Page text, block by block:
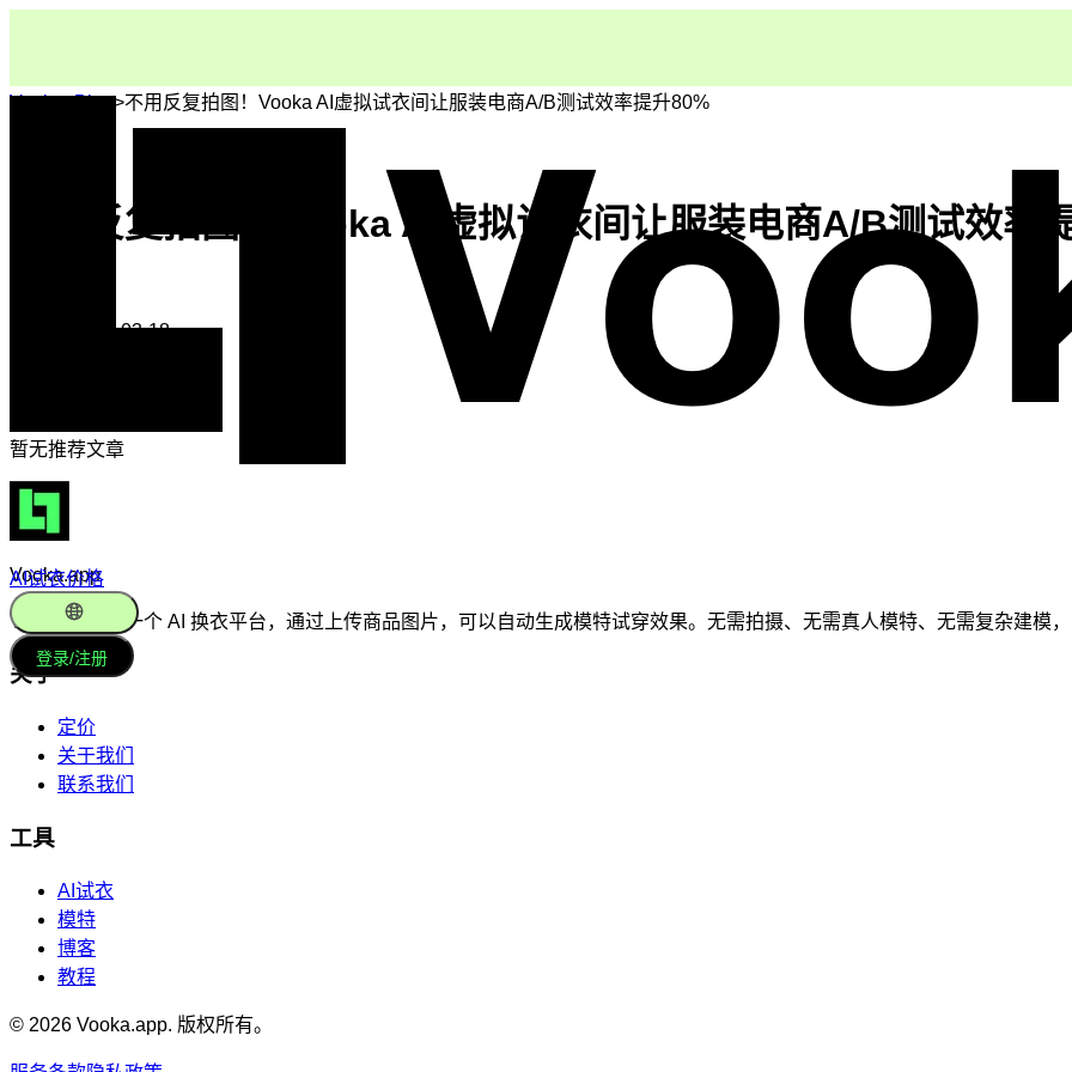
AI试衣价格
简体中文
登录/注册
Vooka>Blog>不用反复拍图！Vooka AI虚拟试衣间让服装电商A/B测试效率提升80%
不用反复拍图！Vooka AI虚拟试衣间让服装电商A/B测试效率
2026-03-18
暂无推荐文章
Vooka.app
Vooka.app 是一个 AI 换衣平台，通过上传商品图片，可以自动生成模特试穿效果。无需拍摄、无需真人模特、无需复杂建模
关于
定价
关于我们
联系我们
工具
AI试衣
模特
博客
教程
© 2026 Vooka.app. 版权所有。